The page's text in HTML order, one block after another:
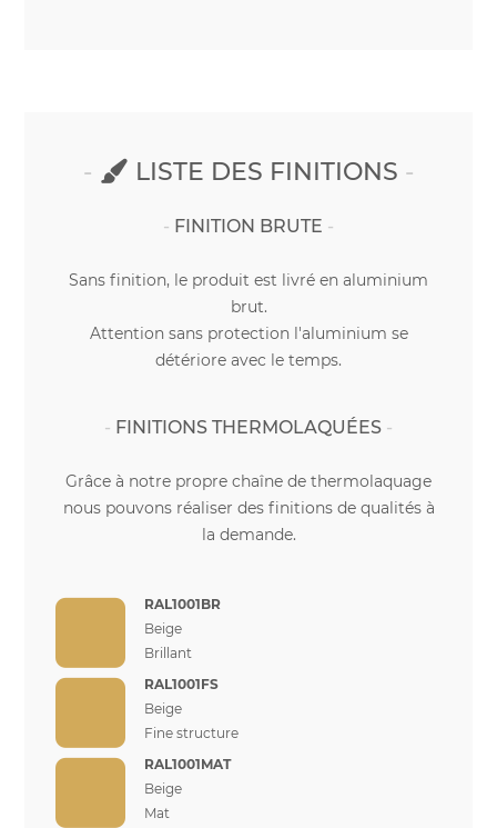
LISTE DES FINITIONS
FINITION BRUTE
Sans finition, le produit est livré en aluminium
brut.
Attention sans protection l'aluminium se
détériore avec le temps.
FINITIONS THERMOLAQUÉES
Grâce à notre propre chaîne de thermolaquage
nous pouvons réaliser des finitions de qualités à
la demande.
RAL1001BR
Beige
Brillant
RAL1001FS
Beige
Fine structure
RAL1001MAT
Beige
Mat